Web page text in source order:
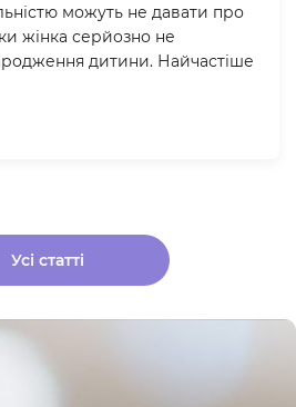
можуть не давати про
жінка серйозно не
дитини. Найчастіше
Усі статті